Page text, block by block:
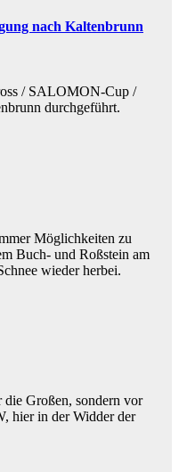
nach Kaltenbrunn
/ SALOMON-Cup /
durchgeführt.
Möglichkeiten zu
Buch- und Roßstein am
wieder herbei.
Großen, sondern vor
hier in der Widder der